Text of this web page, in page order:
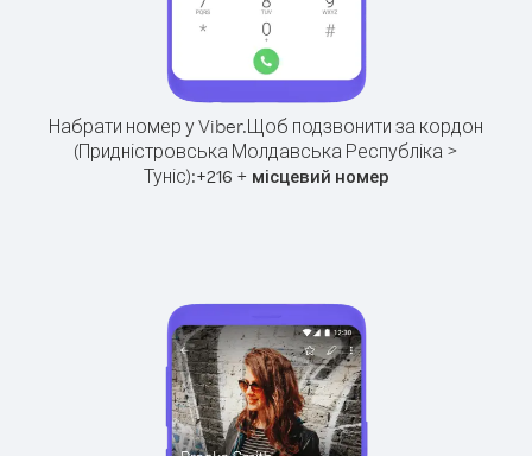
Набрати номер у Viber.Щоб подзвонити за кордон
(Придністровська Молдавська Республіка >
Туніс):+216 + місцевий номер